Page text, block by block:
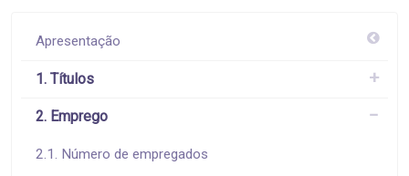
Apresentação
1. Títulos
2. Emprego
2.1. Número de empregados